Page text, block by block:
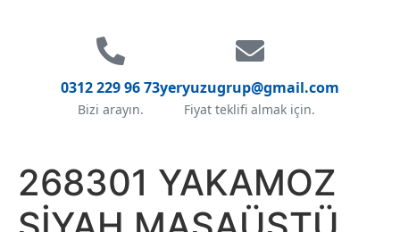
0312 229 96 73
Bizi arayın.
yeryuzugrup@gmail.com
Fiyat teklifi almak için.
268301 YAKAMOZ